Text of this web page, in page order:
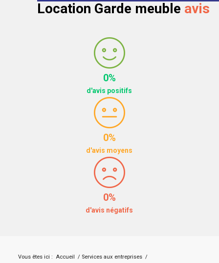
Location Garde meuble avis
0%
d'avis positifs
0%
d'avis moyens
0%
d'avis négatifs
Vous êtes ici : Accueil / Services aux entreprises /